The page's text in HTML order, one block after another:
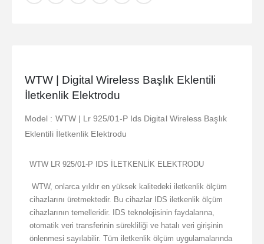
WTW | Digital Wireless Başlık Eklentili
İletkenlik Elektrodu
Model : WTW | Lr 925/01-P Ids Digital Wireless Başlık
Eklentili İletkenlik Elektrodu
WTW LR 925/01-P IDS İLETKENLİK ELEKTRODU
WTW, onlarca yıldır en yüksek kalitedeki iletkenlik ölçüm
cihazlarını üretmektedir. Bu cihazlar IDS iletkenlik ölçüm
cihazlarının temelleridir. IDS teknolojisinin faydalarına,
otomatik veri transferinin sürekliliği ve hatalı veri girişinin
önlenmesi sayılabilir. Tüm iletkenlik ölçüm uygulamalarında